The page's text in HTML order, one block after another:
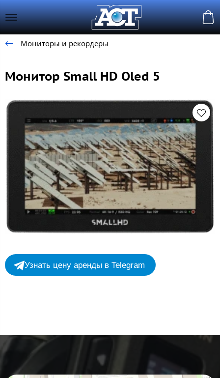
Мониторы и рекордеры
Монитор Small HD Oled 5
Узнать цену аренды в Telegram